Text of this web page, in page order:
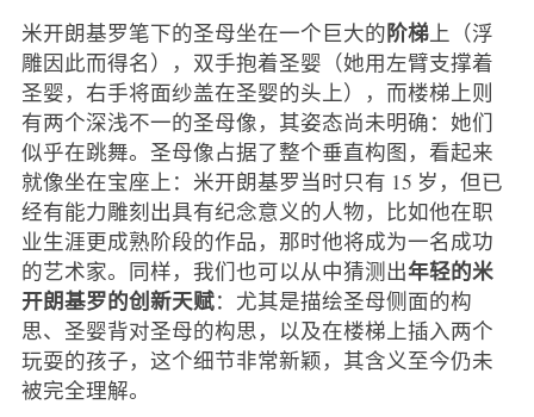
米开朗基罗笔下的圣母坐在一个巨大的阶梯上（浮
雕因此而得名），双手抱着圣婴（她用左臂支撑着
圣婴，右手将面纱盖在圣婴的头上），而楼梯上则
有两个深浅不一的圣母像，其姿态尚未明确：她们
似乎在跳舞。圣母像占据了整个垂直构图，看起来
就像坐在宝座上：米开朗基罗当时只有 15 岁，但已
经有能力雕刻出具有纪念意义的人物，比如他在职
业生涯更成熟阶段的作品，那时他将成为一名成功
的艺术家。同样，我们也可以从中猜测出年轻的米
开朗基罗的创新天赋：尤其是描绘圣母侧面的构
思、圣婴背对圣母的构思，以及在楼梯上插入两个
玩耍的孩子，这个细节非常新颖，其含义至今仍未
被完全理解。